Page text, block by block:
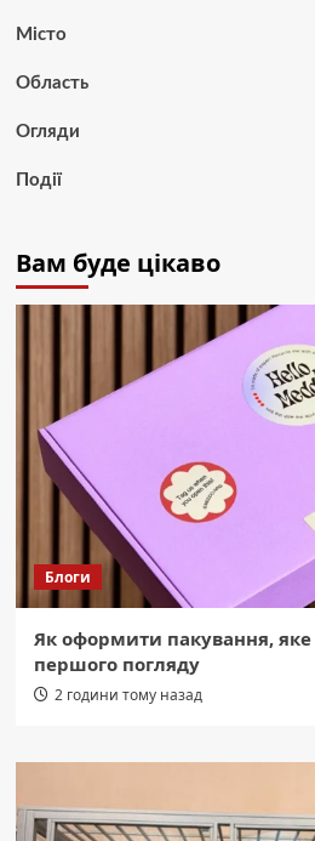
Місто
Область
Огляди
Події
Вам буде цікаво
Блоги
Як оформити пакування, яке
першого погляду
2 години тому назад